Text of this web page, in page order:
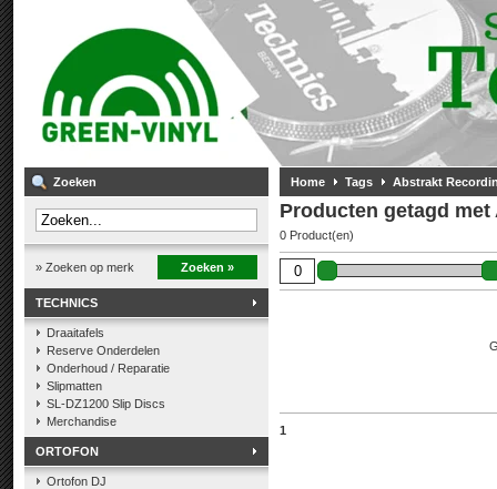
Zoeken
» Zoeken op merk Zoeken »
TECHNICS
Draaitafels
Reserve Onderdelen
Onderhoud / Reparatie
Slipmatten
SL-DZ1200 Slip Discs
Merchandise
ORTOFON
Ortofon DJ
Home Tags Abstrakt
Producten getagd
0 Product(en)
1